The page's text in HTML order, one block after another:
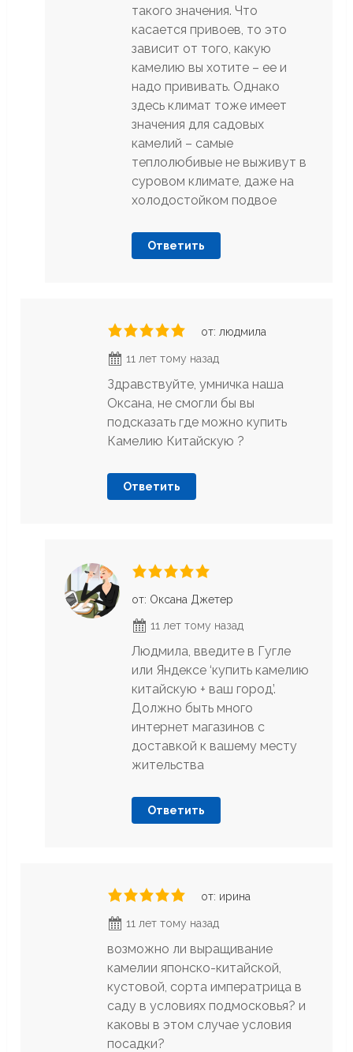
такого значения. Что
касается привоев, то это
зависит от того, какую
камелию вы хотите – ее и
надо прививать. Однако
здесь климат тоже имеет
значения для садовых
камелий – самые
теплолюбивые не выживут в
суровом климате, даже на
холодостойком подвое
Ответить
от: людмила
11 лет тому назад
Здравствуйте, умничка наша
Оксана, не смогли бы вы
подсказать где можно купить
Камелию Китайскую ?
Ответить
от: Оксана Джетер
11 лет тому назад
Людмила, введите в Гугле
или Яндексе ‘купить камелию
китайскую + ваш город’.
Должно быть много
интернет магазинов с
доставкой к вашему месту
жительства
Ответить
от: ирина
11 лет тому назад
возможно ли выращивание
камелии японско-китайской,
кустовой, сорта императрица в
саду в условиях подмосковья? и
каковы в этом случае условия
посадки?